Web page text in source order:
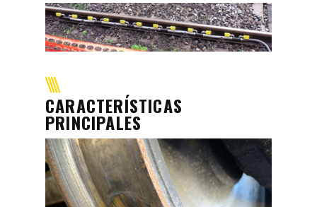
CARACTERÍSTICAS
PRINCIPALES